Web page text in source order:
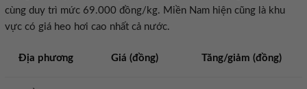
cùng duy trì mức 69.000 đồng/kg. Miền Nam hiện cũng là khu
vực có giá heo hơi cao nhất cả nước.
Địa phương Giá (đồng) Tăng/giảm (đồng)